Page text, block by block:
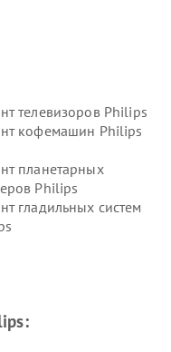
телевизоров Philips
кофемашин Philips
планетарных
Philips
гладильных систем
увлажнителей